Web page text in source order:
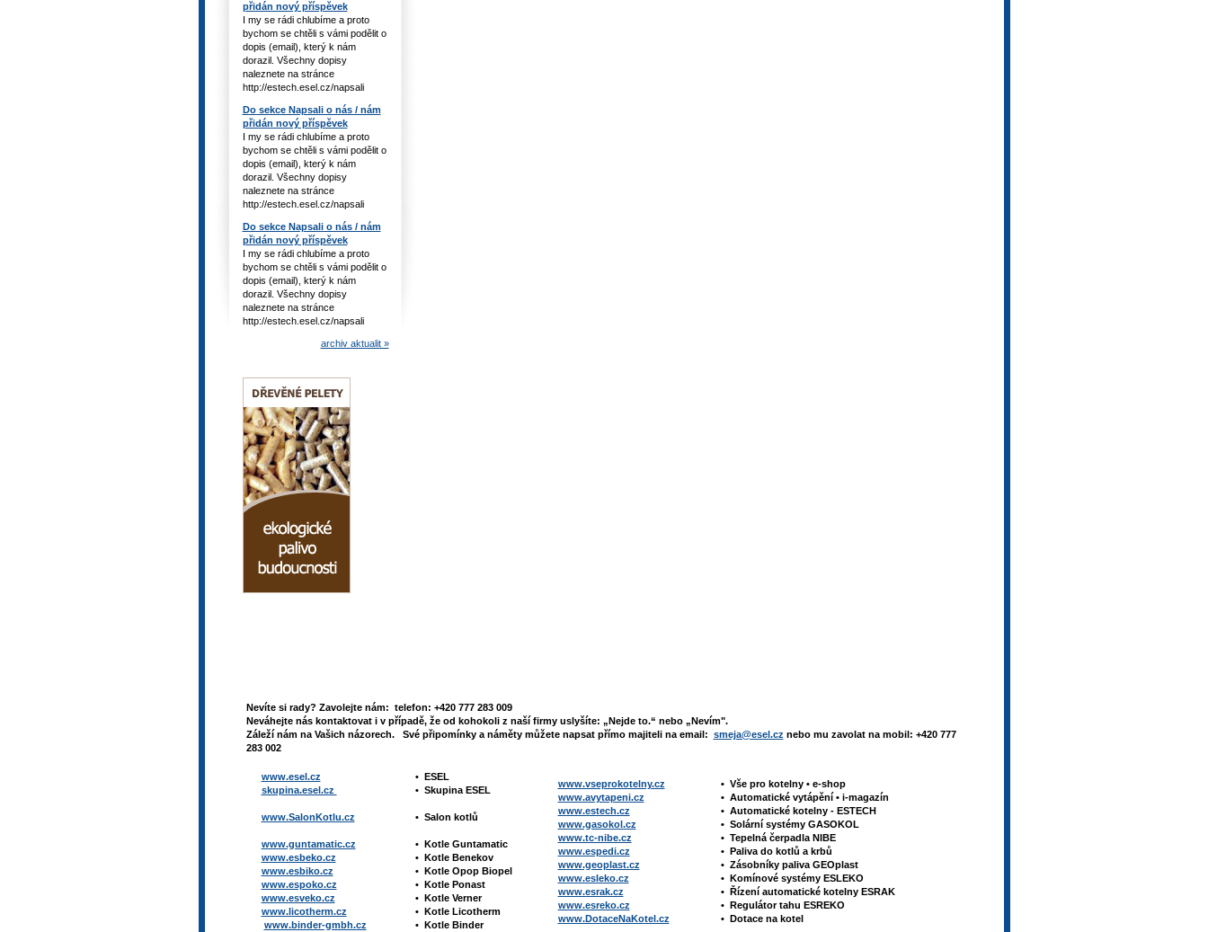
přidán nový příspěvek
I my se rádi chlubíme a proto
bychom se chtěli s vámi podělit o
dopis (email), který k nám
dorazil. Všechny dopisy
naleznete na stránce
http://estech.esel.cz/napsali
Do sekce Napsali o nás / nám
přidán nový příspěvek
I my se rádi chlubíme a proto
bychom se chtěli s vámi podělit o
dopis (email), který k nám
dorazil. Všechny dopisy
naleznete na stránce
http://estech.esel.cz/napsali
Do sekce Napsali o nás / nám
přidán nový příspěvek
I my se rádi chlubíme a proto
bychom se chtěli s vámi podělit o
dopis (email), který k nám
dorazil. Všechny dopisy
naleznete na stránce
http://estech.esel.cz/napsali
archiv aktualit »
Nevíte si rady? Zavolejte nám: telefon: +420 777 283 009
Neváhejte nás kontaktovat i v případě, že od kohokoli z naší firmy uslyšíte: „Nejde to.“ nebo „Nevím".
Záleží nám na Vašich názorech. Své připomínky a náměty můžete napsat přímo majiteli na email: smeja@esel.cz nebo mu zavolat na mobil: +420 777
283 002
www.esel.cz
skupina.esel.cz
www.SalonKotlu.cz
www.guntamatic.cz
www.esbeko.cz
www.esbiko.cz
www.espoko.cz
www.esveko.cz
www.licotherm.cz
www.binder-gmbh.cz
• ESEL
• Skupina ESEL
• Salon kotlů
• Kotle Guntamatic
• Kotle Benekov
• Kotle Opop Biopel
• Kotle Ponast
• Kotle Verner
• Kotle Licotherm
• Kotle Binder
www.vseprokotelny.cz
www.avytapeni.cz
www.estech.cz
www.gasokol.cz
www.tc-nibe.cz
www.espedi.cz
www.geoplast.cz
www.esleko.cz
www.esrak.cz
www.esreko.cz
www.DotaceNaKotel.cz
• Vše pro kotelny •e-shop
• Automatické vytápění •i-magazín
• Automatické kotelny - ESTECH
• Solární systémy GASOKOL
• Tepelná čerpadla NIBE
• Paliva do kotlů a krbů
• Zásobníky paliva GEOplast
• Komínové systémy ESLEKO
• Řízení automatické kotelny ESRAK
• Regulátor tahu ESREKO
• Dotace na kotel